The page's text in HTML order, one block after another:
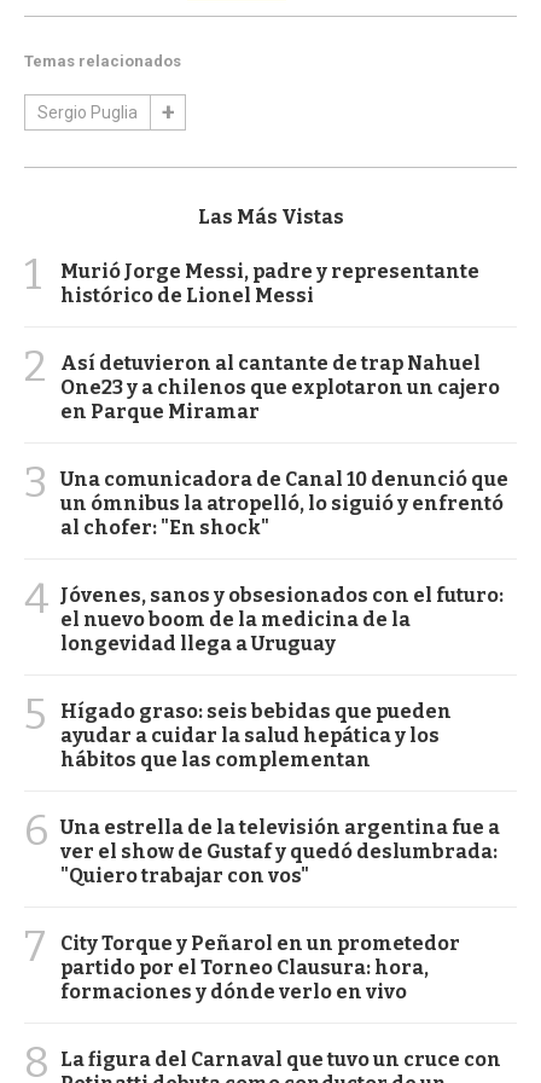
Temas relacionados
Sergio Puglia
Las Más Vistas
1
Murió Jorge Messi, padre y representante
histórico de Lionel Messi
2
Así detuvieron al cantante de trap Nahuel
One23 y a chilenos que explotaron un cajero
en Parque Miramar
3
Una comunicadora de Canal 10 denunció que
un ómnibus la atropelló, lo siguió y enfrentó
al chofer: "En shock"
4 Jóvenes, sanos y obsesionados con el futuro:
el nuevo boom de la medicina de la
longevidad llega a Uruguay
5
Hígado graso: seis bebidas que pueden
ayudar a cuidar la salud hepática y los
hábitos que las complementan
6 Una estrella de la televisión argentina fue a
ver el show de Gustaf y quedó deslumbrada:
"Quiero trabajar con vos"
7
City Torque y Peñarol en un prometedor
partido por el Torneo Clausura: hora,
formaciones y dónde verlo en vivo
8
La figura del Carnaval que tuvo un cruce con